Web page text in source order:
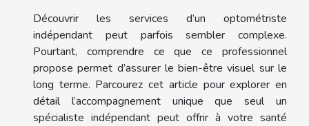
Découvrir les services d’un optométriste
indépendant peut parfois sembler complexe.
Pourtant, comprendre ce que ce professionnel
propose permet d’assurer le bien-être visuel sur le
long terme. Parcourez cet article pour explorer en
détail l’accompagnement unique que seul un
spécialiste indépendant peut offrir à votre santé